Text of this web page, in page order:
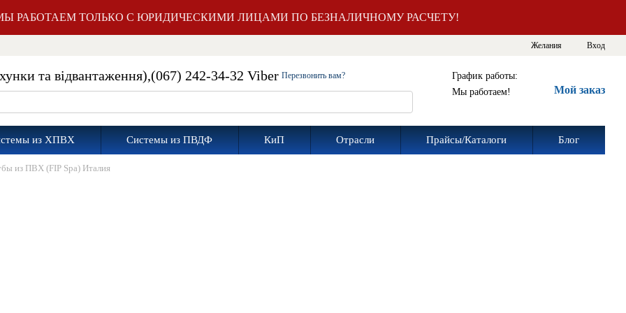
РАБОТАЕМ ТОЛЬКО С ЮРИДИЧЕСКИМИ ЛИЦАМИ ПО БЕЗНАЛИЧНОМУ РАСЧЕТУ!
Желания Вход
та відвантаження),(067) 242-34-32 Viber Перезвонить вам?
График работы:
Мы работаем!
Мой заказ
из ХПВХ Системы из ПВДФ КиП Отрасли Прайсы/Каталоги Блог
из ПВХ (FIP Spa) Италия